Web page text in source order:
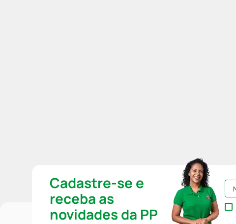
Cadastre-se e
receba as
novidades da PP